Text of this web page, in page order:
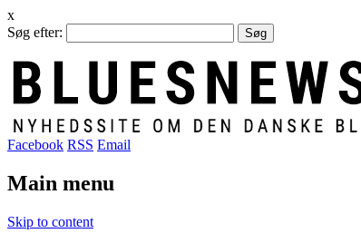
x
Søg efter:
Facebook RSS Email
Main menu
Skip to content